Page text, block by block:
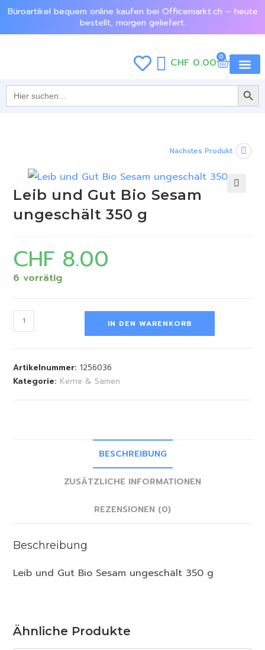
Büroartikel bequem online kaufen bei Officemarkt.ch – heute
bestellt, morgen geliefert.
CHF 0.00 0
Search
for:
SEARCH
Nächstes Produkt
Leib und Gut Bio Sesam
ungeschält 350 g
CHF 8.00
6 vorrätig
IN DEN WARENKORB
Artikelnummer:1256036
Kategorie: Kerne & Samen
BESCHREIBUNG
ZUSÄTZLICHE INFORMATIONEN
REZENSIONEN (0)
Beschreibung
Leib und Gut Bio Sesam ungeschält 350 g
Ähnliche Produkte